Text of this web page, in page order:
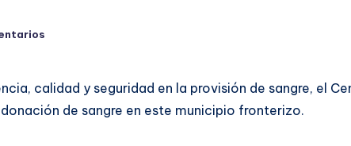
calidad y seguridad en la provisión de sangre, el
de sangre en este municipio fronterizo.